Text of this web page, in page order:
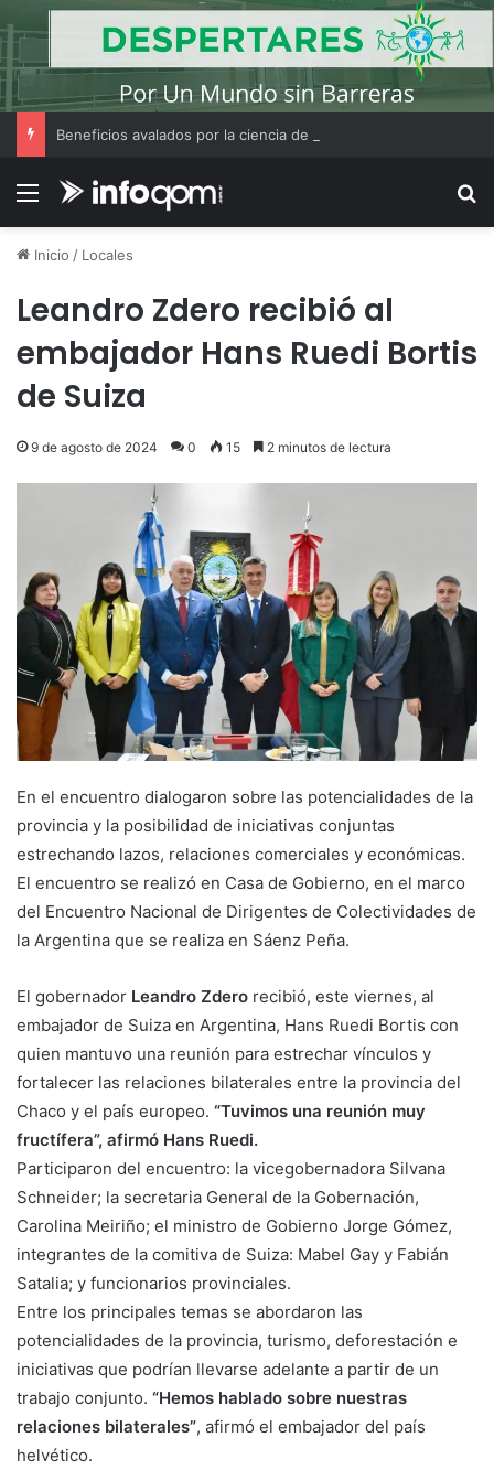
Beneficios avalados por la ciencia de convivir con gatos
Menú
Inicio / Locales
Leandro Zdero recibió al
embajador Hans Ruedi Bortis
de Suiza
9 de agosto de 2024 0 15 2 minutos de lectura
En el encuentro dialogaron sobre las potencialidades de la
provincia y la posibilidad de iniciativas conjuntas
estrechando lazos, relaciones comerciales y económicas.
El encuentro se realizó en Casa de Gobierno, en el marco
del Encuentro Nacional de Dirigentes de Colectividades de
la Argentina que se realiza en Sáenz Peña.
El gobernador Leandro Zdero recibió, este viernes, al
embajador de Suiza en Argentina, Hans Ruedi Bortis con
quien mantuvo una reunión para estrechar vínculos y
fortalecer las relaciones bilaterales entre la provincia del
Chaco y el país europeo. “Tuvimos una reunión muy
fructífera”, afirmó Hans Ruedi.
Participaron del encuentro: la vicegobernadora Silvana
Schneider; la secretaria General de la Gobernación,
Carolina Meiriño; el ministro de Gobierno Jorge Gómez,
integrantes de la comitiva de Suiza: Mabel Gay y Fabián
Satalia; y funcionarios provinciales.
Entre los principales temas se abordaron las
potencialidades de la provincia, turismo, deforestación e
iniciativas que podrían llevarse adelante a partir de un
trabajo conjunto. “Hemos hablado sobre nuestras
relaciones bilaterales”, afirmó el embajador del país
helvético.